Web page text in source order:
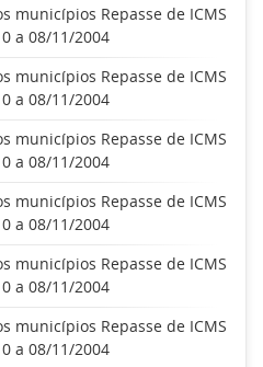
municípios Repasse de ICMS
a 08/11/2004
municípios Repasse de ICMS
a 08/11/2004
municípios Repasse de ICMS
a 08/11/2004
municípios Repasse de ICMS
a 08/11/2004
municípios Repasse de ICMS
a 08/11/2004
municípios Repasse de ICMS
a 08/11/2004